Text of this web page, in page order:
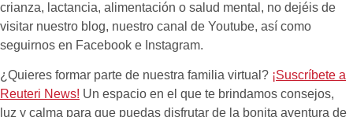
crianza, lactancia, alimentación o salud mental, no dejéis de
visitar nuestro blog, nuestro canal de Youtube, así como
seguirnos en Facebook e Instagram.
¿Quieres formar parte de nuestra familia virtual? ¡Suscríbete a
Reuteri News! Un espacio en el que te brindamos consejos,
luz y calma para que puedas disfrutar de la bonita aventura de